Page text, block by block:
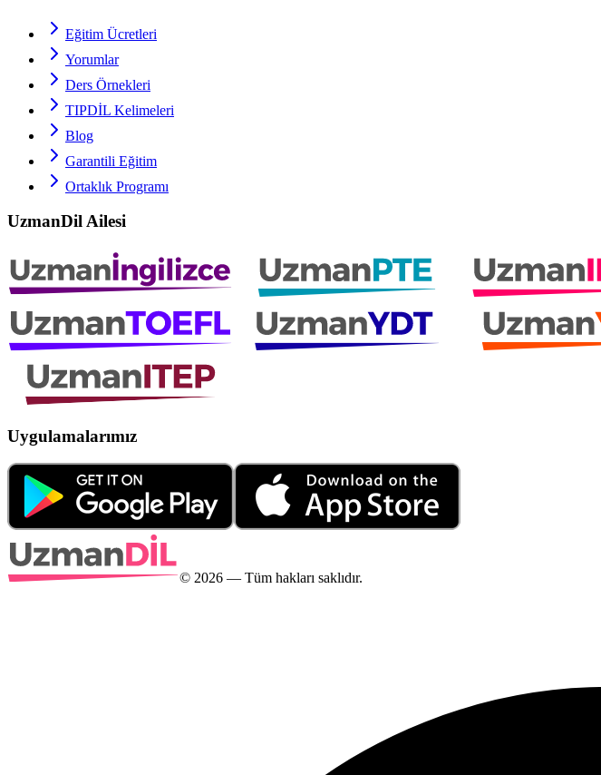
Eğitim Ücretleri
Yorumlar
Ders Örnekleri
TIPDİL Kelimeleri
Blog
Garantili Eğitim
Ortaklık Programı
UzmanDil Ailesi
Uygulamalarımız
© 2026 — Tüm hakları saklıdır.